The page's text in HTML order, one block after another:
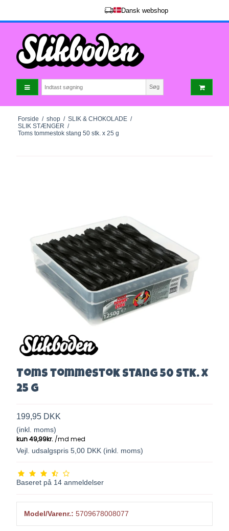
Dansk webshop
Søg
Forside / shop / SLIK & CHOKOLADE /
SLIK STÆNGER /
Toms tommestok stang 50 stk. x 25 g
Toms tommestok stang 50 stk. x
25 g
199,95 DKK
(inkl. moms)
Vejl. udsalgspris 5,00 DKK (inkl. moms)
Baseret på 14 anmeldelser
Model/Varenr.: 5709678008077